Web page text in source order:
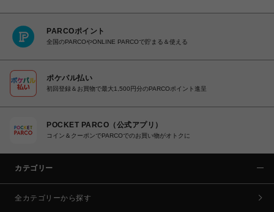
PARCOポイント
全国のPARCOやONLINE PARCOで貯まる＆使える
ポケパル払い
初回登録＆お買物で最大1,500円分のPARCOポイント進呈
POCKET PARCO（公式アプリ）
コイン＆クーポンでPARCOでのお買い物がオトクに
カテゴリー
全カテゴリーから探す